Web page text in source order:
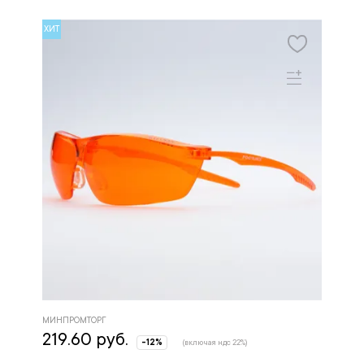
ХИТ
МИНПРОМТОРГ
219.60 руб. -12% (включая ндс 22%)